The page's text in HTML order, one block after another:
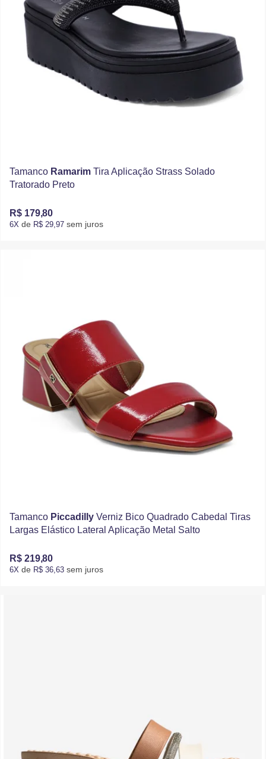
Tamanco Ramarim Tira Aplicação Strass Solado
Tratorado Preto
R$ 179,80
6X de R$ 29,97 sem juros
Tamanco Piccadilly Verniz Bico Quadrado Cabedal Tiras
Largas Elástico Lateral Aplicação Metal Salto
R$ 219,80
6X de R$ 36,63 sem juros